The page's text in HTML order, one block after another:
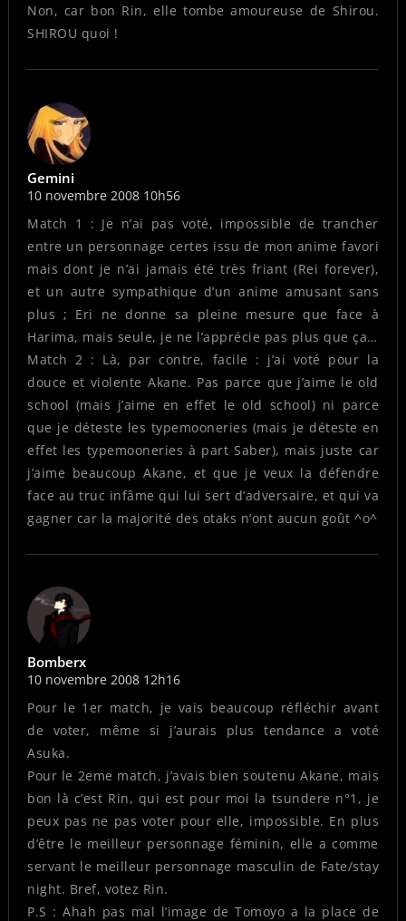
Non, car bon Rin, elle tombe amoureuse de Shirou.
SHIROU quoi !
Gemini
10 novembre 2008 10h56
Match 1 : Je n’ai pas voté, impossible de trancher
entre un personnage certes issu de mon anime favori
mais dont je n’ai jamais été très friant (Rei forever),
et un autre sympathique d’un anime amusant sans
plus ; Eri ne donne sa pleine mesure que face à
Harima, mais seule, je ne l’apprécie pas plus que ça…
Match 2 : Là, par contre, facile : j’ai voté pour la
douce et violente Akane. Pas parce que j’aime le old
school (mais j’aime en effet le old school) ni parce
que je déteste les typemooneries (mais je déteste en
effet les typemooneries à part Saber), mais juste car
j’aime beaucoup Akane, et que je veux la défendre
face au truc infâme qui lui sert d’adversaire, et qui va
gagner car la majorité des otaks n’ont aucun goût ^o^
Bomberx
10 novembre 2008 12h16
Pour le 1er match, je vais beaucoup réfléchir avant
de voter, même si j’aurais plus tendance a voté
Asuka.
Pour le 2eme match, j’avais bien soutenu Akane, mais
bon là c’est Rin, qui est pour moi la tsundere n°1, je
peux pas ne pas voter pour elle, impossible. En plus
d’être le meilleur personnage féminin, elle a comme
servant le meilleur personnage masculin de Fate/stay
night. Bref, votez Rin.
P.S : Ahah pas mal l’image de Tomoyo a la place de